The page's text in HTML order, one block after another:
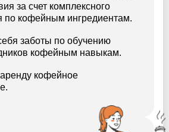
за счет комплексного
по кофейным ингредиентам.
заботы по обучению
кофейным навыкам.
кофейное